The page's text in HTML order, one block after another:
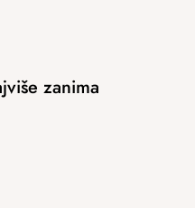
zanima